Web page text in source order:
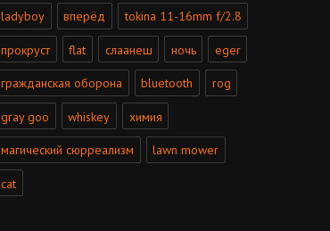
ladyboy вперёд tokina 11-16mm f/2.8
прокруст flat слаанеш ночь eger
гражданская оборона bluetooth rog
gray goo whiskey химия
магический сюрреализм lawn mower
cat